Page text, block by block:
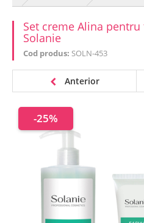
Set creme Alina
Solanie
Cod produs: SOLN-453
Anterior
-25%